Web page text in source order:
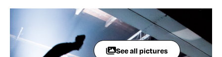
See all pictures